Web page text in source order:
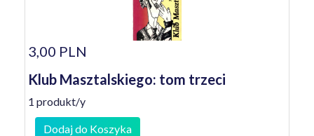
3,00 PLN
Klub Masztalskiego: tom trzeci
1 produkt/y
Dodaj do Koszyka